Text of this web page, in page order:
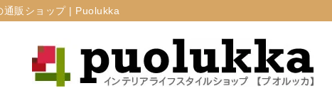
通販ショップ | Puolukka